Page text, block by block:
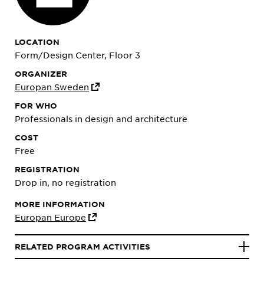
LOCATION
Form/Design Center, Floor 3
ORGANIZER
Europan Sweden
FOR WHO
Professionals in design and architecture
COST
Free
REGISTRATION
Drop in, no registration
MORE INFORMATION
Europan Europe
RELATED PROGRAM ACTIVITIES